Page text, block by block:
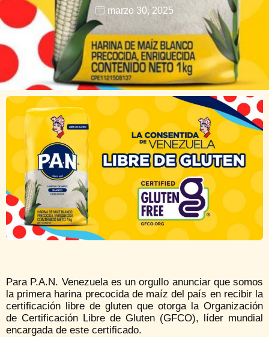
marzo 30, 2025
Para P.A.N. Venezuela es un orgullo anunciar que somos
la primera harina precocida de maíz del país en recibir la
certificación libre de gluten que otorga la Organización
de Certificación Libre de Gluten (GFCO), líder mundial
encargada de este certificado.